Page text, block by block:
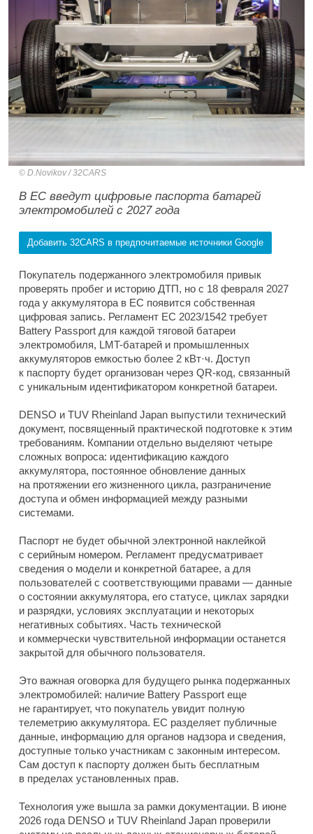
D.Novikov / 32CARS
В ЕС введут цифровые паспорта батарей
электромобилей с 2027 года
Добавить 32CARS в предпочитаемые источники Google
Покупатель подержанного электромобиля привык
проверять пробег и историю ДТП, но с 18 февраля 2027
года у аккумулятора в ЕС появится собственная
цифровая запись. Регламент ЕС 2023/1542 требует
Battery Passport для каждой тяговой батареи
электромобиля, LMT-батарей и промышленных
аккумуляторов емкостью более 2 кВт·ч. Доступ
к паспорту будет организован через QR-код, связанный
с уникальным идентификатором конкретной батареи.
DENSO и TUV Rheinland Japan выпустили технический
документ, посвященный практической подготовке к этим
требованиям. Компании отдельно выделяют четыре
сложных вопроса: идентификацию каждого
аккумулятора, постоянное обновление данных
на протяжении его жизненного цикла, разграничение
доступа и обмен информацией между разными
системами.
Паспорт не будет обычной электронной наклейкой
с серийным номером. Регламент предусматривает
сведения о модели и конкретной батарее, а для
пользователей с соответствующими правами — данные
о состоянии аккумулятора, его статусе, циклах зарядки
и разрядки, условиях эксплуатации и некоторых
негативных событиях. Часть технической
и коммерчески чувствительной информации останется
закрытой для обычного пользователя.
Это важная оговорка для будущего рынка подержанных
электромобилей: наличие Battery Passport еще
не гарантирует, что покупатель увидит полную
телеметрию аккумулятора. ЕС разделяет публичные
данные, информацию для органов надзора и сведения,
доступные только участникам с законным интересом.
Сам доступ к паспорту должен быть бесплатным
в пределах установленных прав.
Технология уже вышла за рамки документации. В июне
2026 года DENSO и TUV Rheinland Japan проверили